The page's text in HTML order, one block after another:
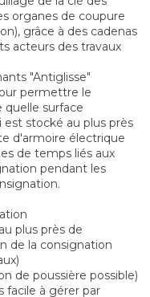
organes de coupure
grâce à des cadenas
acteurs des travaux
"Antiglisse"
permettre le
surface
stocké au plus près
d'armoire électrique
de temps liés aux
pendant les
plus près de
de la consignation
de poussière possible)
facile à gérer par